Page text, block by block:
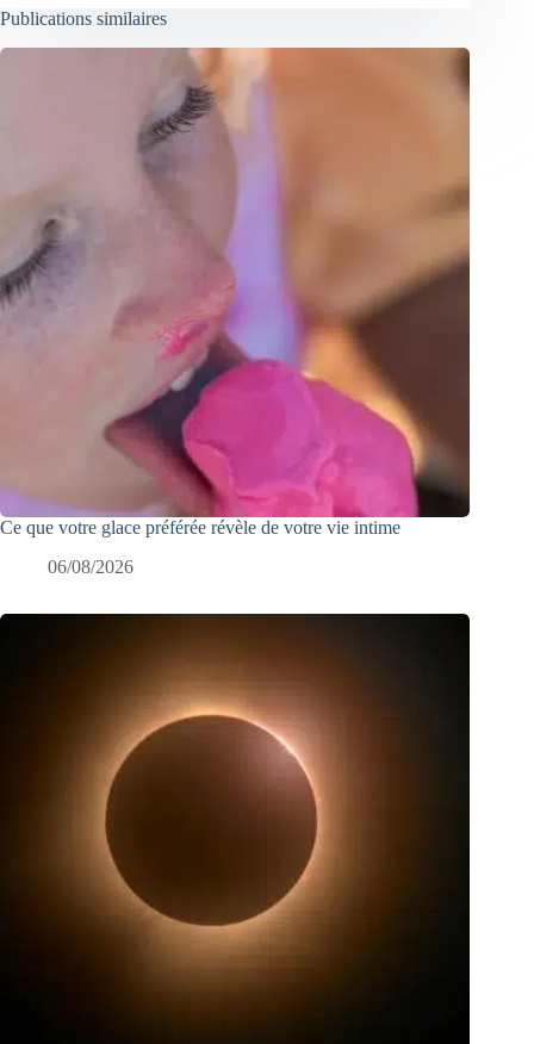
Publications similaires
Ce que votre glace préférée révèle de votre vie intime
06/08/2026